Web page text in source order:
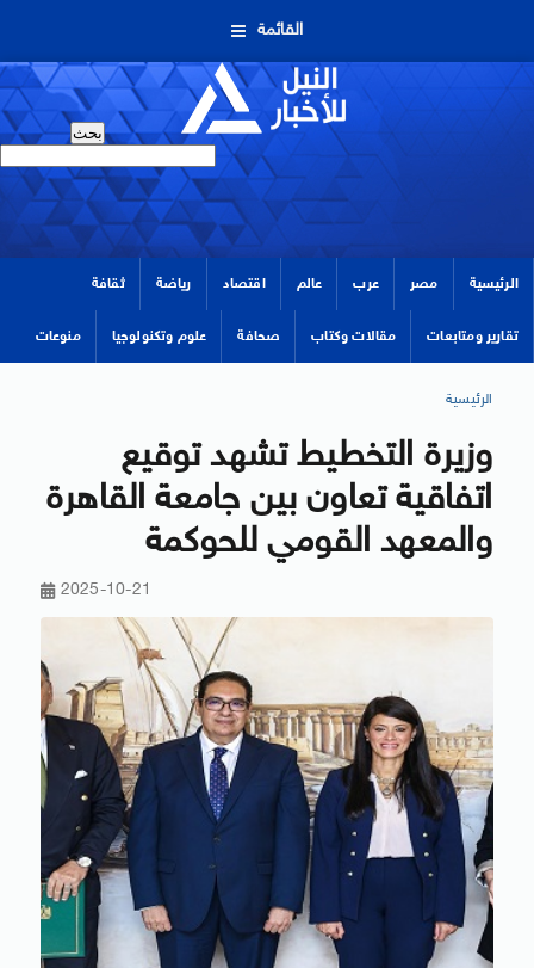
القائمة
الرئيسية مصر عرب عالم اقتصاد رياضة ثقافة
تقارير ومتابعات مقالات وكتاب صحافة علوم وتكنولوجيا منوعات
الرئيسية
وزيرة التخطيط تشهد توقيع
اتفاقية تعاون بين جامعة القاهرة
والمعهد القومي للحوكمة
2025-10-21